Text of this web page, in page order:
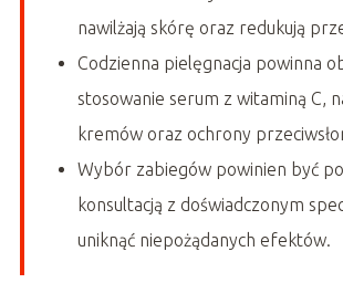
nawilżają skórę oraz redukują
Codzienna pielęgnacja powinna
stosowanie serum z witaminą C,
kremów oraz ochrony
Wybór zabiegów powinien być
konsultacją z doświadczonym
uniknąć niepożądanych efektów.